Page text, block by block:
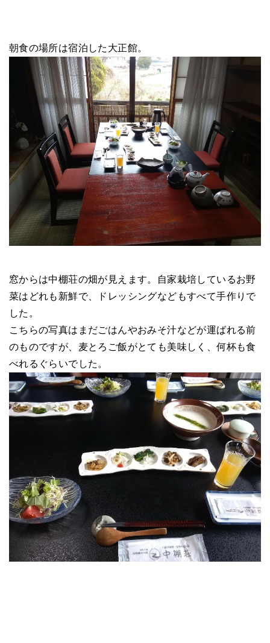
朝食の場所は宿泊した大正館。
窓からは中棚荘の畑が見えます。自家栽培しているお野
菜はどれも新鮮で、ドレッシングなどもすべて手作りで
した。
こちらの写真はまだごはんやおみそ汁などが運ばれる前
のものですが、麦とろご飯がとても美味しく、何杯も食
べれるぐらいでした。